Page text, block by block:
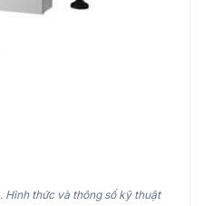
Hình thức và thông số kỹ thuật